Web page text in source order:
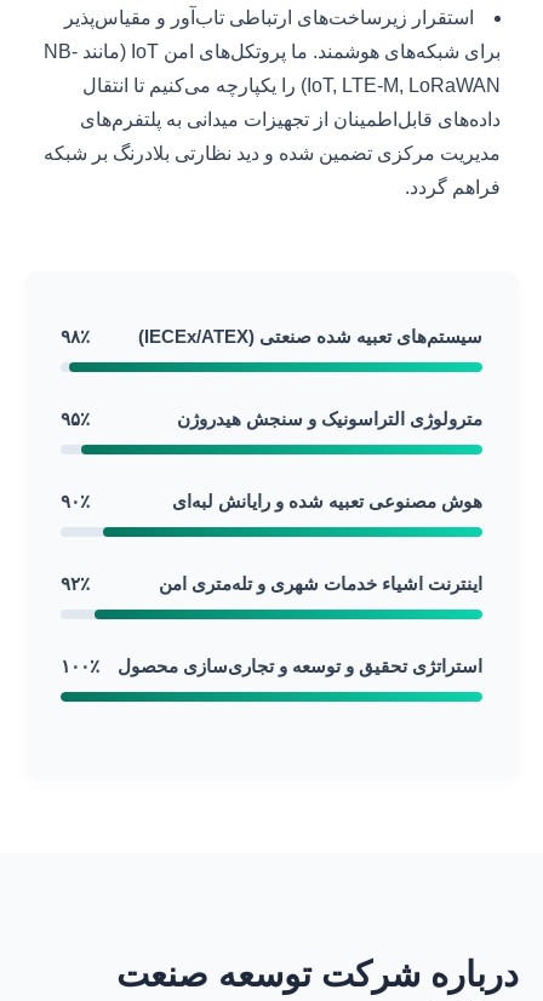
استقرار زیرساخت‌های ارتباطی تاب‌آور و مقیاس‌پذیر
برای شبکه‌های هوشمند. ما پروتکل‌های امن IoT (مانند NB-
IoT, LTE-M, LoRaWAN) را یکپارچه می‌کنیم تا انتقال
داده‌های قابل‌اطمینان از تجهیزات میدانی به پلتفرم‌های
مدیریت مرکزی تضمین شده و دید نظارتی بلادرنگ بر شبکه
فراهم گردد.
سیستم‌های تعبیه شده صنعتی (IECEx/ATEX) ۹۸٪
مترولوژی التراسونیک و سنجش هیدروژن ۹۵٪
هوش مصنوعی تعبیه شده و رایانش لبه‌ای ۹۰٪
اینترنت اشیاء خدمات شهری و تله‌متری امن ۹۲٪
استراتژی تحقیق و توسعه و تجاری‌سازی محصول ۱۰۰٪
درباره شرکت توسعه صنعت